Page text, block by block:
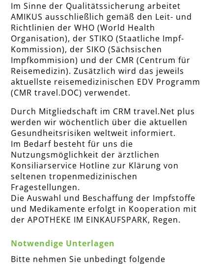
Im Sinne der Qualitätssicherung arbeitet
AMIKUS ausschließlich gemäß den Leit- und
Richtlinien der WHO (World Health
Organisation), der STIKO (Staatliche Impf-
Kommission), der SIKO (Sächsischen
Impfkommision) und der CMR (Centrum für
Reisemedizin). Zusätzlich wird das jeweils
aktuellste reisemedizinischen EDV Programm
(CMR travel.DOC) verwendet.
Durch Mitgliedschaft im CRM travel.Net plus
werden wir wöchentlich über die aktuellen
Gesundheitsrisiken weltweit informiert.
Im Bedarf besteht für uns die
Nutzungsmöglichkeit der ärztlichen
Konsiliarservice Hotline zur Klärung von
seltenen tropenmedizinischen
Fragestellungen.
Die Auswahl und Beschaffung der Impfstoffe
und Medikamente erfolgt in Kooperation mit
der APOTHEKE IM EINKAUFSPARK, Regen.
Notwendige Unterlagen
Bitte nehmen Sie unbedingt folgende